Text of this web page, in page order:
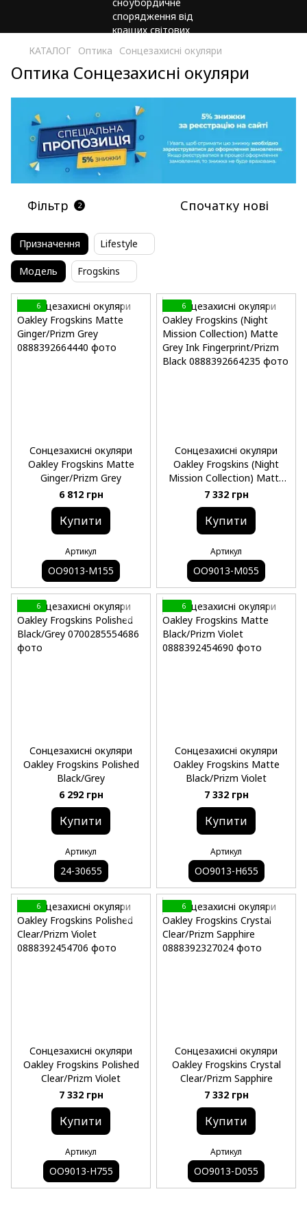
КАТАЛОГ Оптика Сонцезахисні окуляри
Оптика Сонцезахисні окуляри
Фільтр 2 Спочатку нові
Призначення Lifestyle
Модель Frogskins
6
Сонцезахисні окуляри
Oakley Frogskins Matte
Ginger/Prizm Grey
6 812 грн
Купити
Артикул
OO9013-M155
6
Сонцезахисні окуляри
Oakley Frogskins (Night
Mission Collection) Matte
Grey Ink Fingerprint/Prizm
Black
7 332 грн
Купити
Артикул
OO9013-M055
6
Сонцезахисні окуляри
Oakley Frogskins Polished
Black/Grey
6 292 грн
Купити
Артикул
24-30655
6
Сонцезахисні окуляри
Oakley Frogskins Matte
Black/Prizm Violet
7 332 грн
Купити
Артикул
OO9013-H655
6
Сонцезахисні окуляри
Oakley Frogskins Polished
Clear/Prizm Violet
7 332 грн
Купити
Артикул
OO9013-H755
6
Сонцезахисні окуляри
Oakley Frogskins Crystal
Clear/Prizm Sapphire
7 332 грн
Купити
Артикул
OO9013-D055